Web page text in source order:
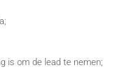
is om de lead te nemen;